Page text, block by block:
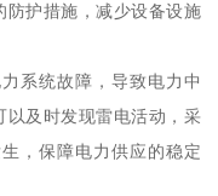
防护措施，减少设备设施
系统故障，导致电力中
以及时发现雷电活动，采
，保障电力供应的稳定